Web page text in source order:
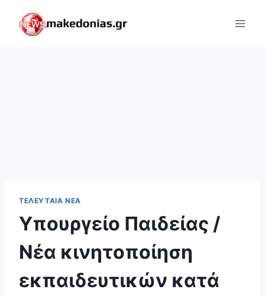
content
ΤΕΛΕΥΤΑΊΑ ΝΈΑ
Υπουργείο Παιδείας /
Νέα κινητοποίηση
εκπαιδευτικών κατά